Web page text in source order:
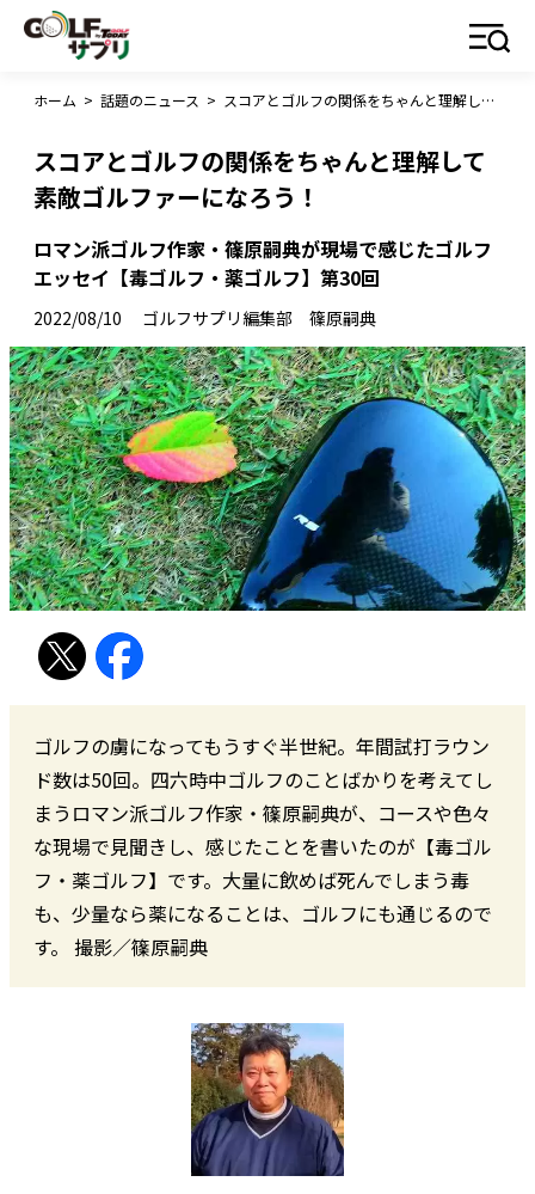
ホーム > 話題のニュース > スコアとゴルフの関係をちゃんと理解して素敵ゴルファーになろう！
スコアとゴルフの関係をちゃんと理解して
素敵ゴルファーになろう！
ロマン派ゴルフ作家・篠原嗣典が現場で感じたゴルフ
エッセイ【毒ゴルフ・薬ゴルフ】第30回
2022/08/10 ゴルフサプリ編集部 篠原嗣典
ゴルフの虜になってもうすぐ半世紀。年間試打ラウン
ド数は50回。四六時中ゴルフのことばかりを考えてし
まうロマン派ゴルフ作家・篠原嗣典が、コースや色々
な現場で見聞きし、感じたことを書いたのが【毒ゴル
フ・薬ゴルフ】です。大量に飲めば死んでしまう毒
も、少量なら薬になることは、ゴルフにも通じるので
す。 撮影／篠原嗣典